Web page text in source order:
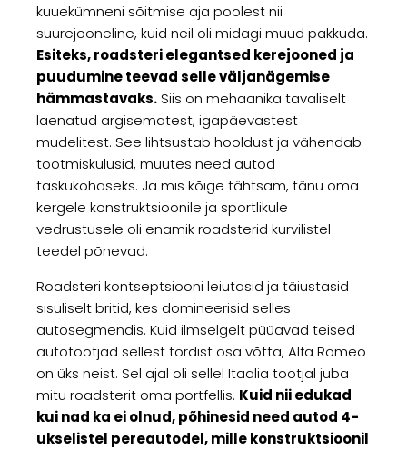
kuuekümneni sõitmise aja poolest nii
suurejooneline, kuid neil oli midagi muud pakkuda.
Esiteks, roadsteri elegantsed kerejooned ja
puudumine teevad selle väljanägemise
hämmastavaks.Siis on mehaanika tavaliselt
laenatud argisematest, igapäevastest
mudelitest. See lihtsustab hooldust ja vähendab
tootmiskulusid, muutes need autod
taskukohaseks. Ja mis kõige tähtsam, tänu oma
kergele konstruktsioonile ja sportlikule
vedrustusele oli enamik roadsterid kurvilistel
teedel põnevad.
Roadsteri kontseptsiooni leiutasid ja täiustasid
sisuliselt britid, kes domineerisid selles
autosegmendis. Kuid ilmselgelt püüavad teised
autotootjad sellest tordist osa võtta, Alfa Romeo
on üks neist. Sel ajal oli sellel Itaalia tootjal juba
mitu roadsterit oma portfellis. Kuid nii edukad
kui nad ka ei olnud, põhinesid need autod 4-
ukselistel pereautodel, mille konstruktsioonil